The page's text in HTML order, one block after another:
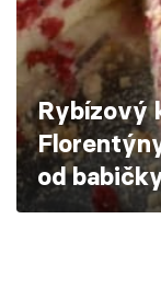
Škola vaření
Recepty z
Speciál:
Těhotnej
Rybízový
od